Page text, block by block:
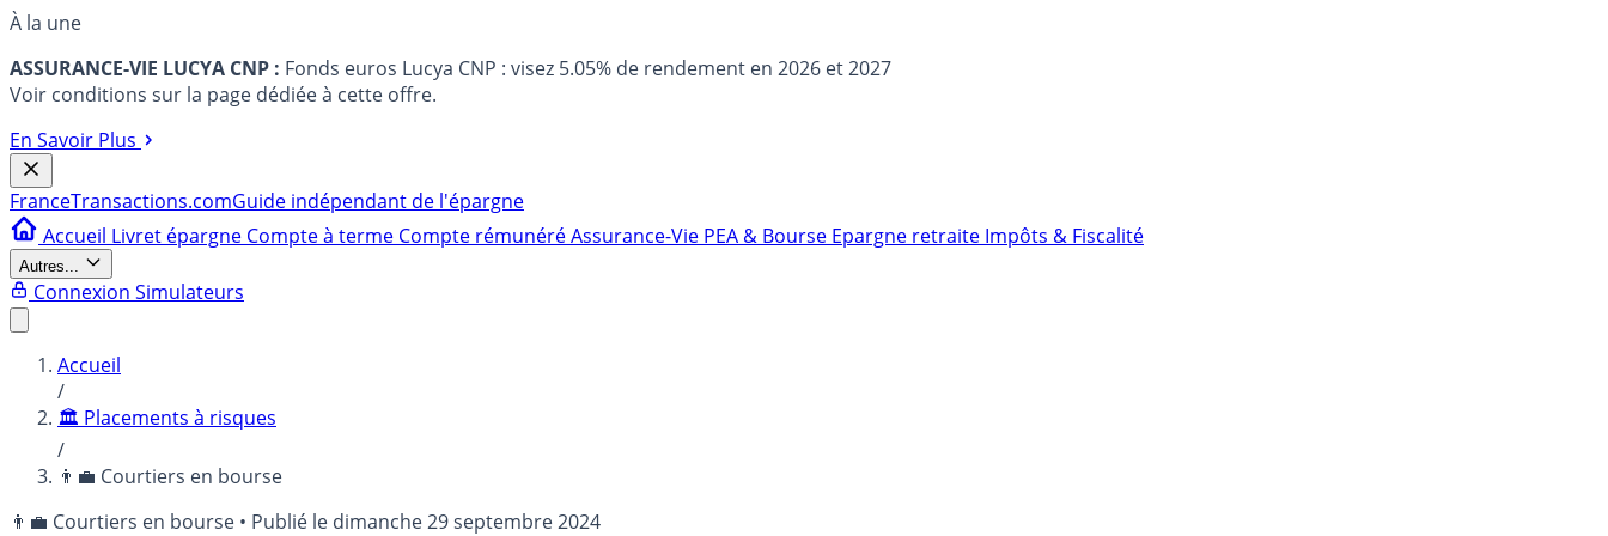
À la une
ASSURANCE-VIE LUCYA CNP : Fonds euros Lucya CNP : visez 5.05% de rendement en 2026 et 2027
Voir conditions sur la page dédiée à cette offre.
En Savoir Plus
FranceTransactions.comGuide indépendant de l'épargne
Accueil Livret épargne Compte à terme Compte rémunéréAssurance-Vie PEA & Bourse Epargne retraite Impôts & Fiscalité
Autres...
Connexion Simulateurs
Accueil
/
🏛️ Placements à risques
/
👨‍💼 Courtiers en bourse
👨‍💼 Courtiers en bourse • Publié le dimanche 29 septembre 2024